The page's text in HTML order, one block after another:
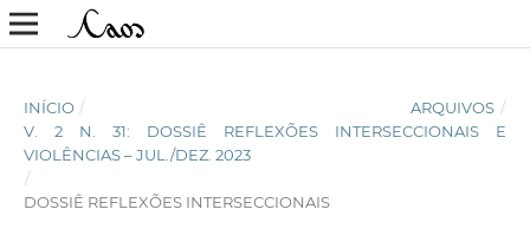
INÍCIO / ARQUIVOS /
V. 2 N. 31: DOSSIÊ REFLEXÕES INTERSECCIONAIS E
VIOLÊNCIAS – JUL./DEZ. 2023
/
DOSSIÊ REFLEXÕES INTERSECCIONAIS